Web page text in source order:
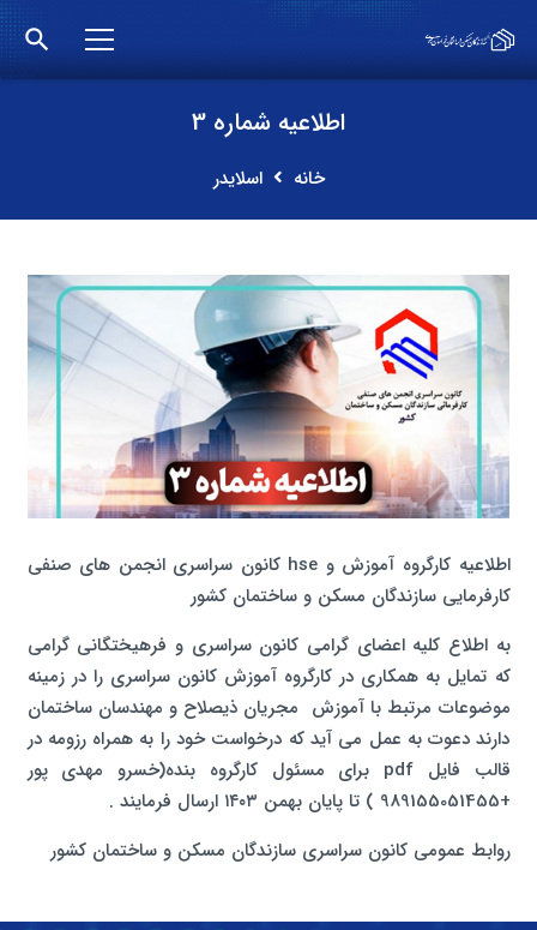
search
اطلاعیه شماره 3
خانه اسلایدر
اطلاعیه کارگروه آموزش و hse کانون سراسری انجمن های صنفی
کارفرمایی سازندگان مسکن و ساختمان کشور
به اطلاع کلیه اعضای گرامی کانون سراسری و فرهیختگانی گرامی
که تمایل به همکاری در کارگروه آموزش کانون سراسری را در زمینه
موضوعات مرتبط با آموزش مجریان ذیصلاح و مهندسان ساختمان
دارند دعوت به عمل می آید که درخواست خود را به همراه رزومه در
قالب فایل pdf برای مسئول کارگروه بنده(خسرو مهدی پور
+989155051455 ) تا پایان بهمن ۱۴۰۳ ارسال فرمایند .
روابط عمومی کانون سراسری سازندگان مسکن و ساختمان کشور